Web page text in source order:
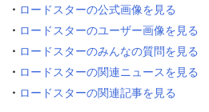
ロードスターの公式画像を見る
ロードスターのユーザー画像を見る
ロードスターのみんなの質問を見る
ロードスターの関連ニュースを見る
ロードスターの関連記事を見る